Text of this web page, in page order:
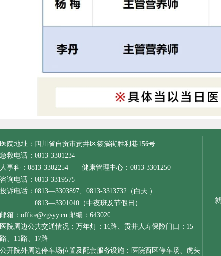
医院地址：四川省自贡市贡井区筱溪街胜利巷156号
急救电话：0813-3301234
人事科：0813-3302254 健康管理中心：0813-3301250
咨询电话：0813-3319575
投诉电话：0813—3303897、0813-3313732（白天 ）
0813—3301040（中夜班及节假日）
邮箱：office@zgsyy.cn 邮编：643020
医院周边公共交通情况：万年灯：16路、贡井人寿保险门口：15
路、11路、17路
公开院外周边停车场位置及配套服务设施：医院西区停车场、虎头